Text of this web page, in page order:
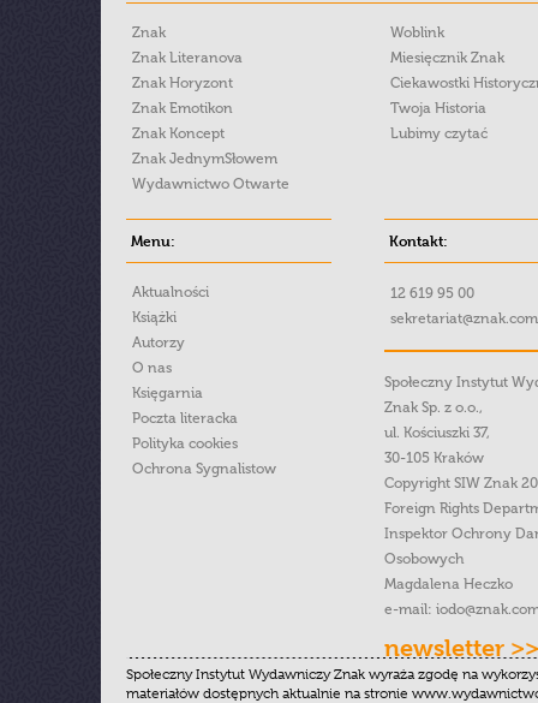
Znak
Znak Literanova
Znak Horyzont
Znak Emotikon
Znak Koncept
Znak JednymSłowem
Wydawnictwo Otwarte
Woblink
Miesięcznik Znak
Ciekawostki
Twoja Historia
Lubimy czytać
Menu:
Aktualności
Książki
Autorzy
O nas
Księgarnia
Poczta literacka
Polityka cookies
Ochrona Sygnalistow
Kontakt:
12 619 95 00
Społeczny Instytut
Znak Sp. z o.o.,
ul. Kościuszki 37,
30-105 Kraków
Copyright SIW Znak
Foreign Rights
Inspektor Ochrony
Osobowych
Magdalena Heczko
e-mail:
newsletter >>
Społeczny Instytut Wydawniczy Znak wyraża zgodę na
materiałów dostępnych aktualnie na stronie